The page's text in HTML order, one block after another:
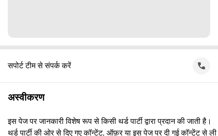
सपोर्ट टीम से संपर्क करें
अस्वीकरण
इस पेज पर जानकारी विशेष रूप से किसी थर्ड पार्टी द्वारा प्रदान की जाती है।
थर्ड पार्टी की ओर से दिए गए कॉन्टेंट, ऑफ़र या इस पेज पर दी गई कॉन्टेंट से ली